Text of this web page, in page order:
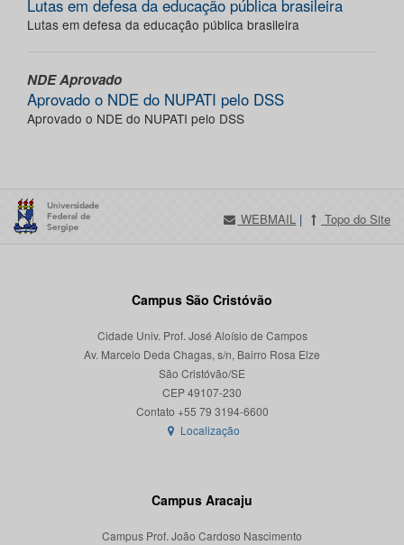
Lutas em defesa da educação pública brasileira
Lutas em defesa da educação pública brasileira
NDE Aprovado
Aprovado o NDE do NUPATI pelo DSS
Aprovado o NDE do NUPATI pelo DSS
WEBMAIL | Topo do Site
Campus São Cristóvão
Cidade Univ. Prof. José Aloísio de Campos
Av. Marcelo Deda Chagas, s/n, Bairro Rosa Elze
São Cristóvão/SE
CEP 49107-230
Localização
Campus Aracaju
Campus Prof. João Cardoso Nascimento